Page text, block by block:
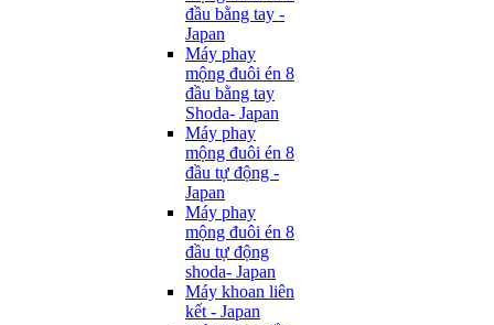
đầu bằng tay -
Japan
Máy phay
mộng đuôi én 8
đầu bằng tay
Shoda- Japan
Máy phay
mộng đuôi én 8
đầu tự động -
Japan
Máy phay
mộng đuôi én 8
đầu tự động
shoda- Japan
Máy khoan liên
kết - Japan